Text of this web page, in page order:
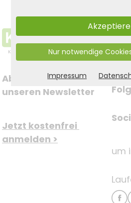
Abonnieren Sie jetzt
unseren Newsletter
Jetzt kostenfrei
anmelden >
um
Nur notwendige
Impressum